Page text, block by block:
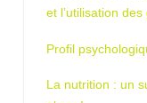
et l’utilisation
Profil
La nutrition : un